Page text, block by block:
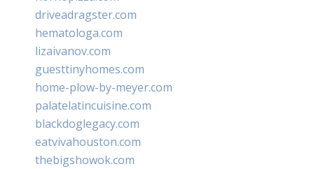
driveadragster.com
hematologa.com
lizaivanov.com
guesttinyhomes.com
home-plow-by-meyer.com
palatelatincuisine.com
blackdoglegacy.com
eatvivahouston.com
thebigshowok.com